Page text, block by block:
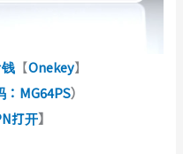
【Onekey】
MG64PS）
打开】